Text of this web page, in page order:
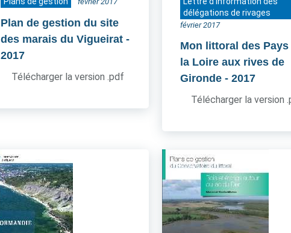
Plan de gestion du site
des marais du Vigueirat -
2017
Télécharger la version .pdf
délégations de rivages
février 2017
Mon littoral des Pays
la Loire aux rives de
Gironde - 2017
Télécharger la version